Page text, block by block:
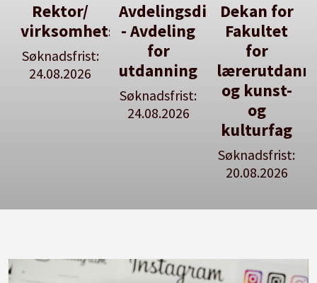
Avdelingsdirektør
- Avdeling
for
utdanning
Dekan for
Fakultet
for
lærerutdanning
og kunst-
og
Her kan
du utlyse
en ledig
stilling
Se våre
stillingspakker